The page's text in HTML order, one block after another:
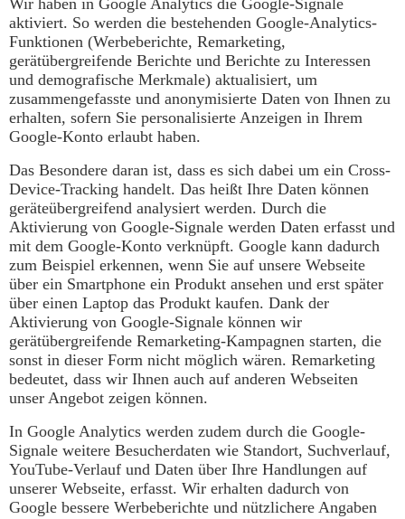
Wir haben in Google Analytics die Google-Signale
aktiviert. So werden die bestehenden Google-Analytics-
Funktionen (Werbeberichte, Remarketing,
gerätübergreifende Berichte und Berichte zu Interessen
und demografische Merkmale) aktualisiert, um
zusammengefasste und anonymisierte Daten von Ihnen zu
erhalten, sofern Sie personalisierte Anzeigen in Ihrem
Google-Konto erlaubt haben.
Das Besondere daran ist, dass es sich dabei um ein Cross-
Device-Tracking handelt. Das heißt Ihre Daten können
geräteübergreifend analysiert werden. Durch die
Aktivierung von Google-Signale werden Daten erfasst und
mit dem Google-Konto verknüpft. Google kann dadurch
zum Beispiel erkennen, wenn Sie auf unsere Webseite
über ein Smartphone ein Produkt ansehen und erst später
über einen Laptop das Produkt kaufen. Dank der
Aktivierung von Google-Signale können wir
gerätübergreifende Remarketing-Kampagnen starten, die
sonst in dieser Form nicht möglich wären. Remarketing
bedeutet, dass wir Ihnen auch auf anderen Webseiten
unser Angebot zeigen können.
In Google Analytics werden zudem durch die Google-
Signale weitere Besucherdaten wie Standort, Suchverlauf,
YouTube-Verlauf und Daten über Ihre Handlungen auf
unserer Webseite, erfasst. Wir erhalten dadurch von
Google bessere Werbeberichte und nützlichere Angaben